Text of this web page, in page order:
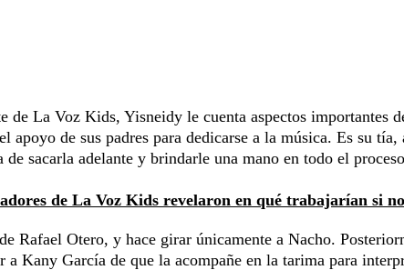
de La Voz Kids, Yisneidy le cuenta aspectos importantes
apoyo de sus padres para dedicarse a la música. Es su
de sacarla adelante y brindarle una mano en todo el
de La Voz Kids revelaron en qué trabajarían si
Rafael Otero, y hace girar únicamente a Nacho.
a Kany García de que la acompañe en la tarima para